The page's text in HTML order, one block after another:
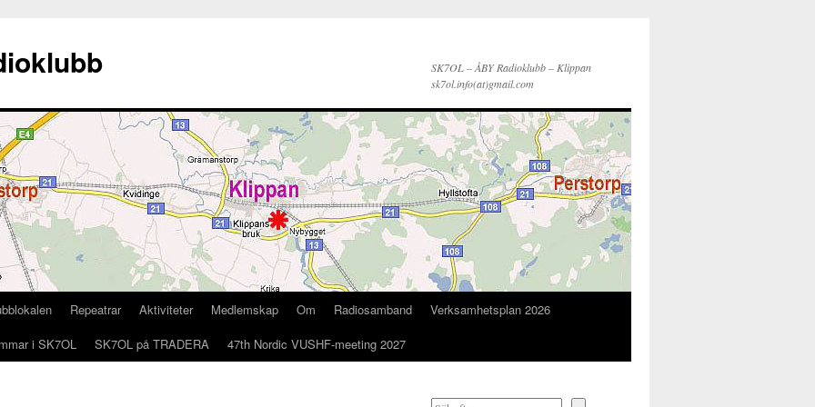
SK7OL – ÅBY Radioklubb – Klippan
sk7ol.info(at)gmail.com
Repeatrar Aktiviteter Medlemskap Om Radiosamband
Verksamhetsplan 2026
i SK7OL SK7OL på TRADERA 47th Nordic VUSHF-meeting 2027